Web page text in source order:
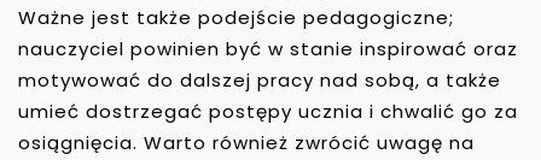
Ważne jest także podejście pedagogiczne;
nauczyciel powinien być w stanie inspirować oraz
motywować do dalszej pracy nad sobą, a także
umieć dostrzegać postępy ucznia i chwalić go za
osiągnięcia. Warto również zwrócić uwagę na